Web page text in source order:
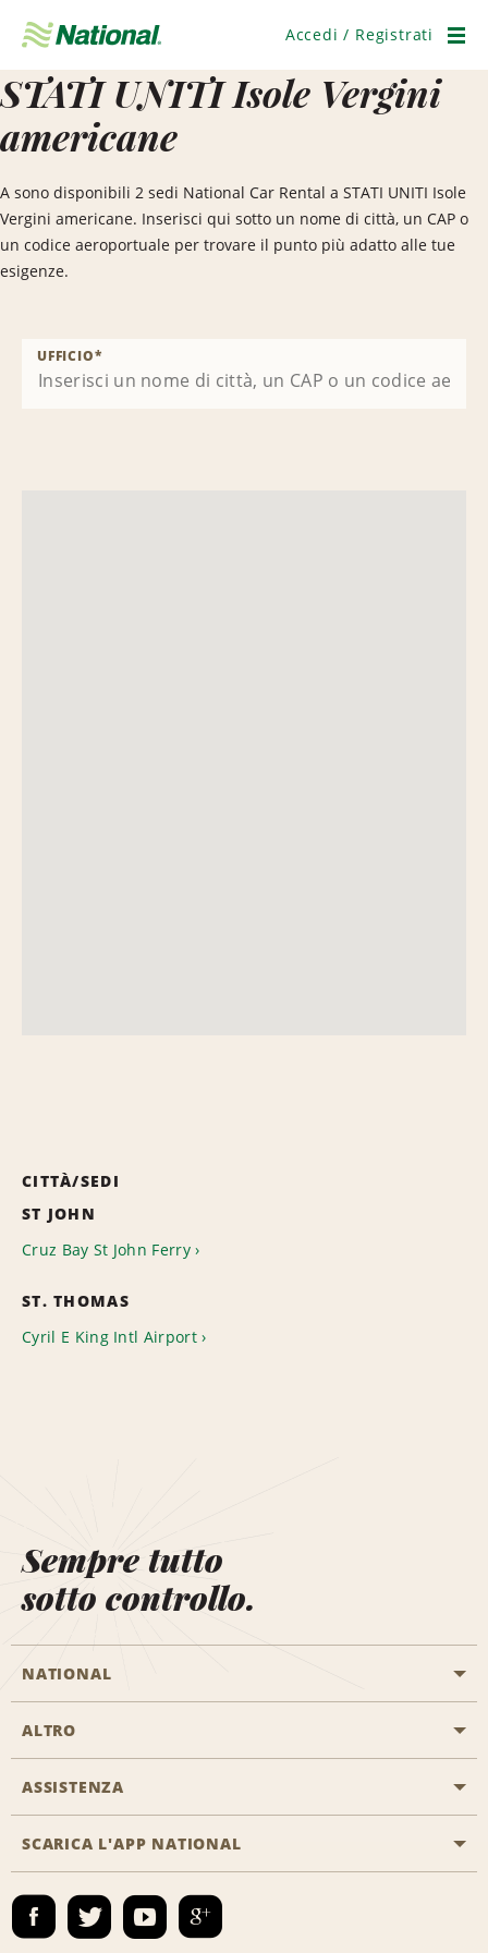
navigazione
Accedi / Registrati
STATI UNITI Isole Vergini
americane
A sono disponibili 2 sedi National Car Rental a STATI UNITI Isole
Vergini americane. Inserisci qui sotto un nome di città, un CAP o
un codice aeroportuale per trovare il punto più adatto alle tue
esigenze.
UFFICIO*
CITTÀ/SEDI
ST JOHN
Cruz Bay St John Ferry
ST. THOMAS
Cyril E King Intl Airport
Sempre tutto
sotto controllo.
NATIONAL
Inizia una prenotazione
Programmi business
Emerald Club Accedi
ALTRO
Offerte di lavoro
ASSISTENZA
Accessibilità
Contatti
SCARICA L'APP NATIONAL